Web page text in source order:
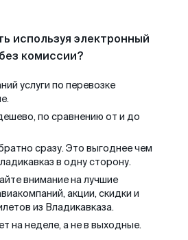
используя электронный
комиссии?
услуги по перевозке
по сравнению от и до
сразу. Это выгоднее чем
в одну сторону.
внимание на лучшие
акции, скидки и
из Владикавказа.
на неделе, а не в выходные.